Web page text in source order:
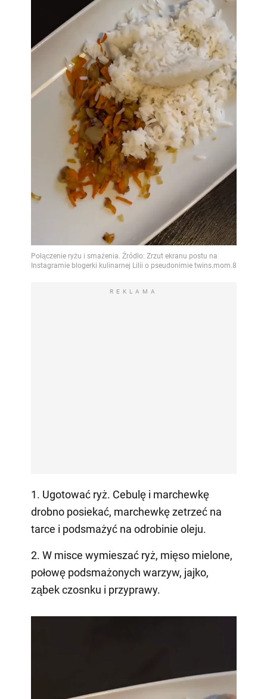
REKLAMA
1. Ugotować ryż. Cebulę i marchewkę
drobno posiekać, marchewkę zetrzeć na
tarce i podsmażyć na odrobinie oleju.
2. W misce wymieszać ryż, mięso mielone,
połowę podsmażonych warzyw, jajko,
ząbek czosnku i przyprawy.